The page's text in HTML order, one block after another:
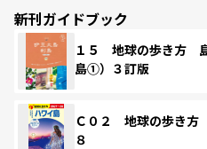
新刊ガイドブック
１５ 地球の歩き方
島①）３訂版
Ｃ０２ 地球の歩き
８